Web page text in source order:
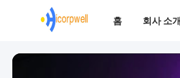
홈 회사 소개